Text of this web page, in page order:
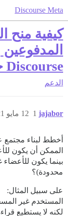
Discourse Meta
كيفية منح
Discourse خاصاً؟
الدعم
jajabor 12 مايو 2021، 2:47م 1
الممكن أن يكون
بينما يكون
محدودة)؟
على سبيل المثال:
المستخدم غير
لكنه لا يستطيع